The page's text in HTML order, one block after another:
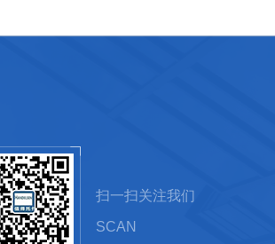
扫一扫关注我们
SCAN